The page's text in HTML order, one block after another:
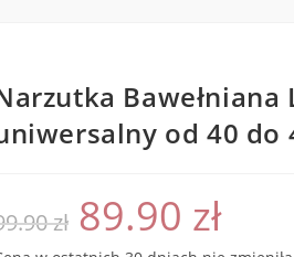
Bawełniana
od 40 do
zł
Pierwotna
cena
wynosiła:
99.90 zł.
89.90 złcena
89.90 zł.